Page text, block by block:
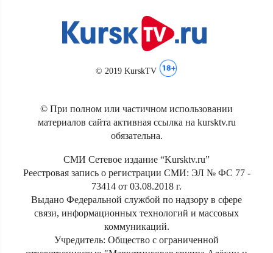
© 2019 KurskTV
© При полном или частичном использовании
материалов сайта активная ссылка на kursktv.ru
обязательна.
СМИ Сетевое издание “Kursktv.ru”
Реестровая запись о регистрации СМИ: ЭЛ № ФС 77 -
73414 от 03.08.2018 г.
Выдано Федеральной службой по надзору в сфере
связи, информационных технологий и массовых
коммуникаций.
Учредитель: Общество с ограниченной